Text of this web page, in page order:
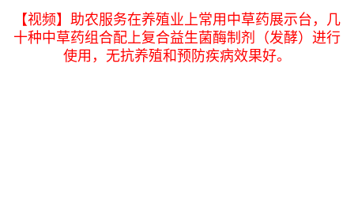
【视频】助农服务在养殖业上常用中草药展示台，几
十种中草药组合配上复合益生菌酶制剂（发酵）进行
使用，无抗养殖和预防疾病效果好。